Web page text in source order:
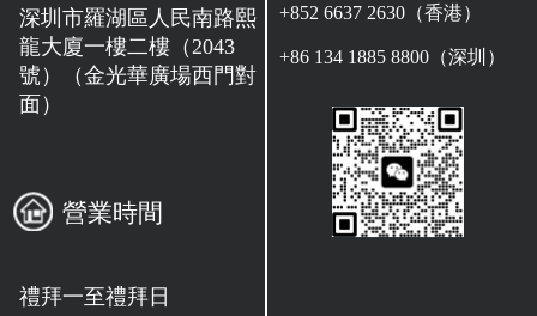
深圳市羅湖區人民南路熙
龍大廈一樓二樓（2043
號）（金光華廣場西門對
面）
營業時間
禮拜一至禮拜日
+852 6637 2630（香港）
+86 134 1885 8800（深圳）